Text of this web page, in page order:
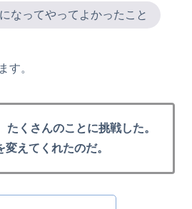
なってやってよかったこと
す。
たくさんのことに挑戦した。
えてくれたのだ。